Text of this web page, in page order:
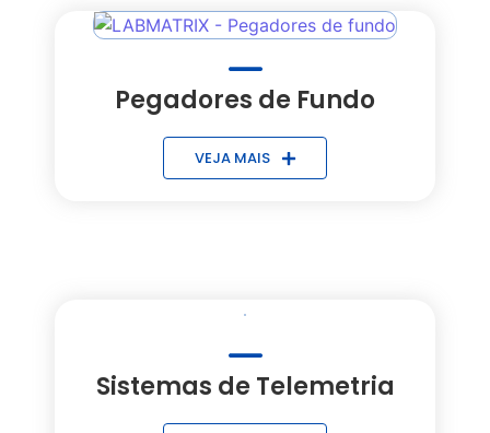
Pegadores de Fundo
VEJA MAIS
Sistemas de Telemetria